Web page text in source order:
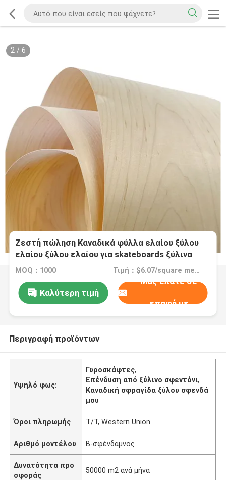
2/ 6
Ζεστή πώληση Καναδικά φύλλα ελαίου ξύλου
ελαίου ξύλου ελαίου για skateboards ξύλινα
ελαία ελαίου
MOQ：1000 Τιμή：$6.07/square meters 40-999 square meters
Καλύτερη τιμή
Μας ελάτε σε
επαφή με
Περιγραφή προϊόντων
Υψηλό φως:
Γυροσκάφτες,
Επένδυση από ξύλινο σφεντόνι,
Καναδική σφραγίδα ξύλου σφενδά
μου
Όροι πληρωμής T/T, Western Union
Αριθμό μοντέλου Β-σφένδαμνος
Δυνατότητα προ
σφοράς
50000 m2 ανά μήνα